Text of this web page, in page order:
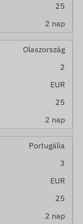
25
2 nap
Olaszország
2
EUR
25
2 nap
Portugália
3
EUR
25
2 nap